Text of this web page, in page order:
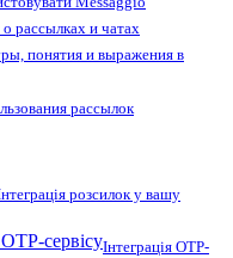
рассылках и чатах
понятия и выражения в
рассылок
розсилок у вашу
сервісуІнтеграція OTP-